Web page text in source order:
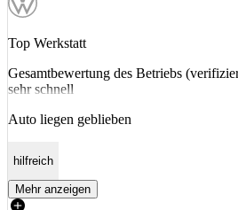
Top Werkstatt
Gesamtbewertung des Betriebs
sehr schnell
Auto liegen geblieben
hilfreich
Mehr anzeigen